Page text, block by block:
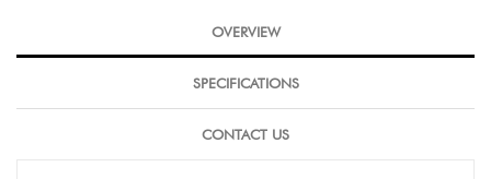
OVERVIEW
SPECIFICATIONS
CONTACT US